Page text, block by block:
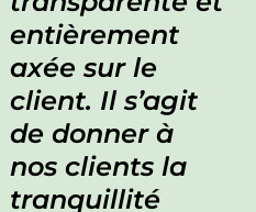
entièrement
axée sur le
client. Il s’agit
de donner à
nos clients la
tranquillité